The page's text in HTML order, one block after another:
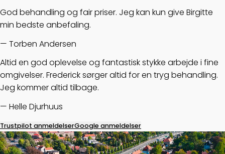
God behandling og fair priser. Jeg kan kun give Birgitte
min bedste anbefaling.
— Torben Andersen
Altid en god oplevelse og fantastisk stykke arbejde i fine
omgivelser. Frederick sørger altid for en tryg behandling.
Jeg kommer altid tilbage.
— Helle Djurhuus
Trustpilot anmeldelserGoogle anmeldelser